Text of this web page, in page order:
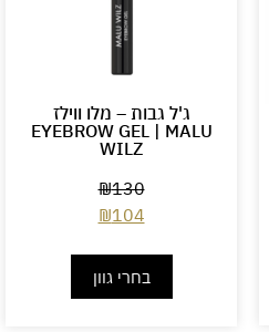
ג'ל גבות – מלו ווילז
EYEBROW GEL | MALU
WILZ
₪130
₪104
בחרי גוון